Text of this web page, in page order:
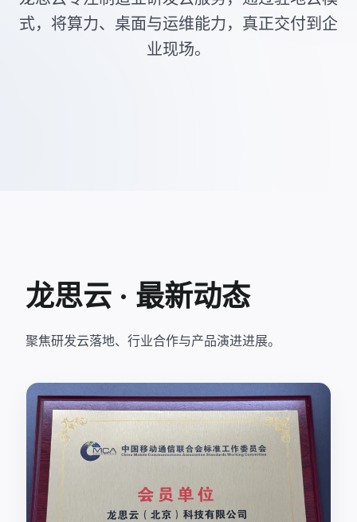
式，将算力、桌面与运维能力，真正交付到企
业现场。
龙思云 · 最新动态
聚焦研发云落地、行业合作与产品演进进展。